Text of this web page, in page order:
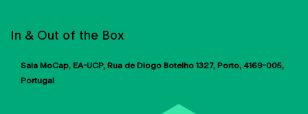
In & Out of the Box
Sala MoCap, EA-UCP Rua de Diogo Botelho 1327 Porto 4169-005
Portugal